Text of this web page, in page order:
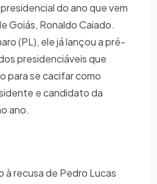
do ano que vem
Goiás, Ronaldo Caiado.
(PL), ele já lançou a pré-
presidenciáveis que
para se cacifar como
e candidato da
ano.
à recusa de Pedro Lucas